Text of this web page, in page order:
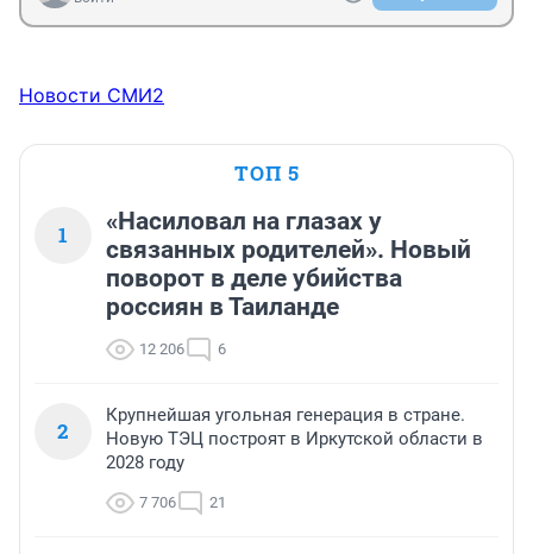
Новости СМИ2
ТОП 5
1
«Насиловал на глазах у
связанных родителей». Новый
поворот в деле убийства
россиян в Таиланде
12 206 6
2
Крупнейшая угольная генерация в стране.
Новую ТЭЦ построят в Иркутской области в
2028 году
7 706 21